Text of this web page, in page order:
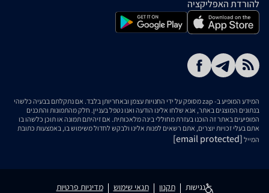
להורדת האפליקציה
המידע המופיע ב- zap מסופק על ידי החנויות עצמן ובאחריותן בלבד. אם נתקלתם בבעיה כלשהי
בנתונים המוצגים באתר, אנא שלחו אלינו הודעה ואנו נטפל בעניין. חלק מהתמונות והתכנים
המופיעים באתר זה הוכנו בעזרת מחוללי בינה מלאכותית. אם זיהיתם תמונה או תוכן כלשהו בו
אתם בעלי זכויות יוצרים, אתם רשאים לפנות אלינו ולבקש לחדול משימוש בו, באמצעות כתובת
המייל [email protected]
נגישות תקנון תנאי שימוש מדיניות פרטיות